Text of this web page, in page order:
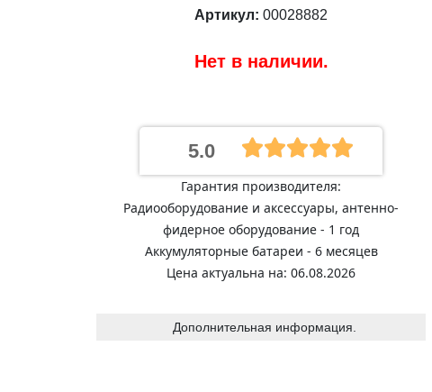
Артикул: 00028882
Нет в наличии.
5.0
Гарантия производителя:
Радиооборудование и аксессуары, антенно-
фидерное оборудование - 1 год
Аккумуляторные батареи - 6 месяцев
Цена актуальна на: 06.08.2026
Дополнительная информация.